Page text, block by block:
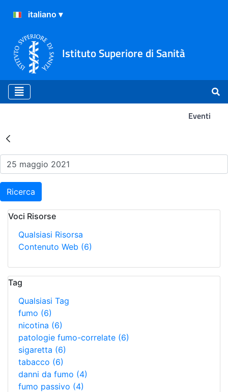
Istituto Superiore di Sanità
Eventi
Risultati della Ricerca -
Ricerca
Voci Risorse
Qualsiasi Risorsa
Contenuto Web (6)
Tag
Qualsiasi Tag
fumo (6)
nicotina (6)
patologie fumo-correlate (6)
sigaretta (6)
tabacco (6)
danni da fumo (4)
fumo passivo (4)